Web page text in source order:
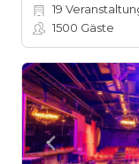
19
1500 Gäste